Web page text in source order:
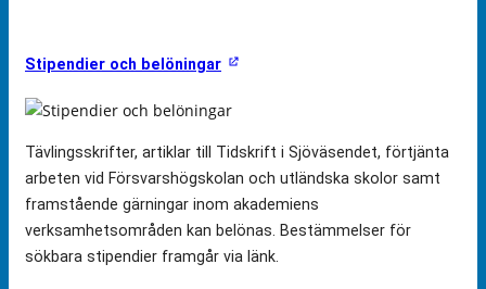
Stipendier och belöningar
Tävlingsskrifter, artiklar till Tidskrift i Sjöväsendet, förtjänta
arbeten vid Försvarshögskolan och utländska skolor samt
framstående gärningar inom akademiens
verksamhetsområden kan belönas. Bestämmelser för
sökbara stipendier framgår via länk.